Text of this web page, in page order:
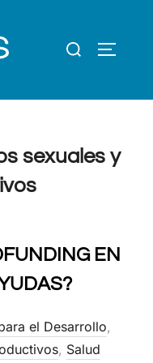
Buscar:
sexuales y
EN
el Desarrollo,
, Salud